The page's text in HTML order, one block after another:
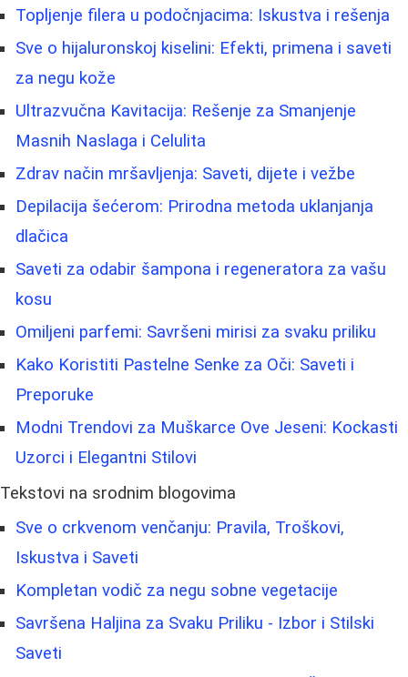
Topljenje filera u podočnjacima: Iskustva i rešenja
Sve o hijaluronskoj kiselini: Efekti, primena i saveti
za negu kože
Ultrazvučna Kavitacija: Rešenje za Smanjenje
Masnih Naslaga i Celulita
Zdrav način mršavljenja: Saveti, dijete i vežbe
Depilacija šećerom: Prirodna metoda uklanjanja
dlačica
Saveti za odabir šampona i regeneratora za vašu
kosu
Omiljeni parfemi: Savršeni mirisi za svaku priliku
Kako Koristiti Pastelne Senke za Oči: Saveti i
Preporuke
Modni Trendovi za Muškarce Ove Jeseni: Kockasti
Uzorci i Elegantni Stilovi
Tekstovi na srodnim blogovima
Sve o crkvenom venčanju: Pravila, Troškovi,
Iskustva i Saveti
Kompletan vodič za negu sobne vegetacije
Savršena Haljina za Svaku Priliku - Izbor i Stilski
Saveti